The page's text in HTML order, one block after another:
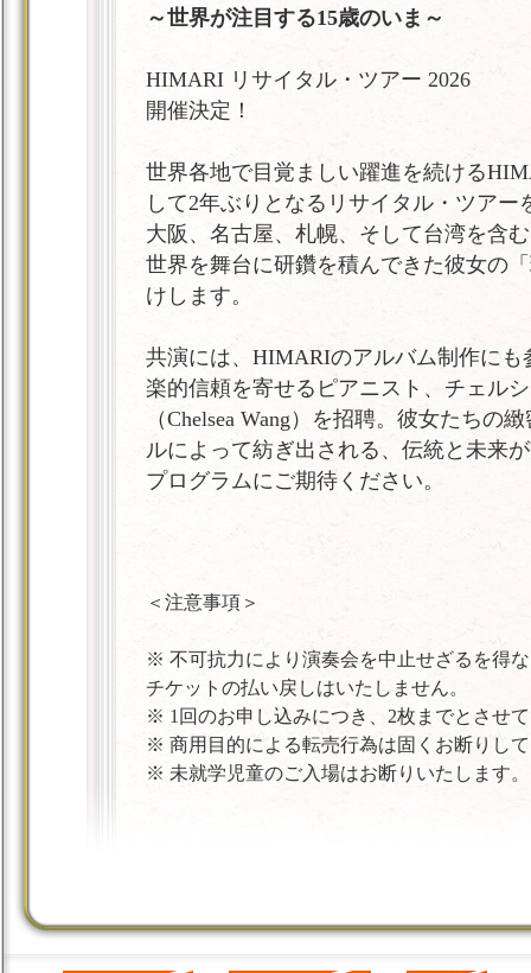
～世界が注目する15歳のいま～
HIMARI リサイタル・ツアー 2026
開催決定！
世界各地で目覚ましい躍進を続ける
して2年ぶりとなるリサイタル・ツアー
大阪、名古屋、札幌、そして台湾を含
世界を舞台に研鑽を積んできた彼女の
けします。
共演には、HIMARIのアルバム制作にも
楽的信頼を寄せるピアニスト、チェル
（Chelsea Wang）を招聘。彼女たちの
ルによって紡ぎ出される、伝統と未来
プログラムにご期待ください。
＜注意事項＞
※ 不可抗力により演奏会を中止せざるを得
チケットの払い戻しはいたしません。
※ 1回のお申し込みにつき、2枚までとさせ
※ 商用目的による転売行為は固くお断りし
※ 未就学児童のご入場はお断りいたします。